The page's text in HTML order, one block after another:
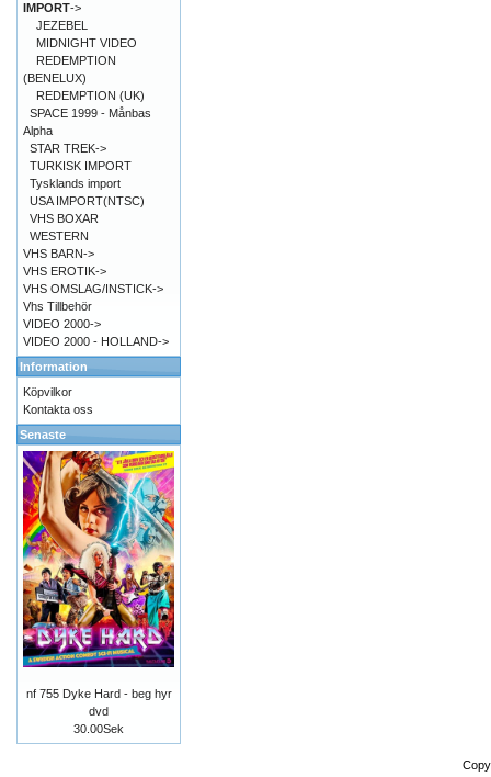
IMPORT->
JEZEBEL
MIDNIGHT VIDEO
REDEMPTION
(BENELUX)
REDEMPTION (UK)
SPACE 1999 - Månbas
Alpha
STAR TREK->
TURKISK IMPORT
Tysklands import
USA IMPORT(NTSC)
VHS BOXAR
WESTERN
VHS BARN->
VHS EROTIK->
VHS OMSLAG/INSTICK->
Vhs Tillbehör
VIDEO 2000->
VIDEO 2000 - HOLLAND->
Information
Köpvilkor
Kontakta oss
Senaste
nf 755 Dyke Hard - beg hyr
dvd
30.00Sek